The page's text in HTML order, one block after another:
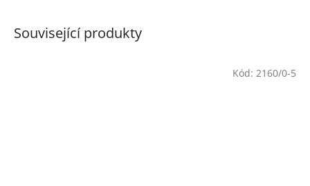
Související produkty
Kód: 2160/0-5